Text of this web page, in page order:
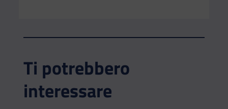
Ti potrebbero
interessare